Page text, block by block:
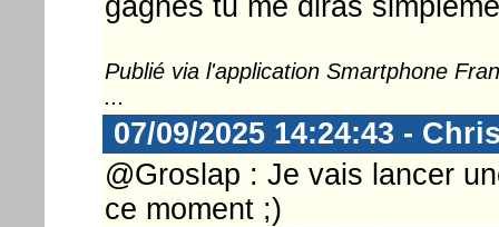
Publié via l'application Smartphone
...
07/09/2025 14:24:43 -
@Groslap : Je vais lancer
ce moment ;)